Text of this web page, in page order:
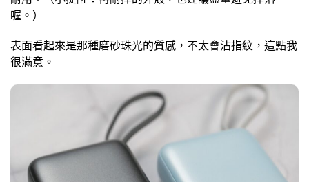
喔。）
表面看起來是那種磨砂珠光的質感，不太會沾指紋，這點我
很滿意。